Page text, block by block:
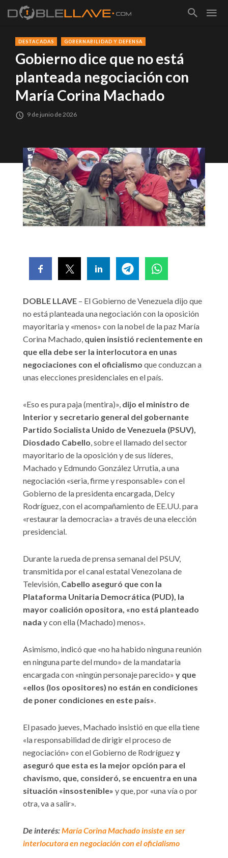
DESTACADAS GOBERNABILIDAD Y DEFENSA
Gobierno dice que no está
planteada negociación con
María Corina Machado
9 de junio de 2026
DOBLE LLAVE – El Gobierno de Venezuela dijo que
no está planteada una negociación con la oposición
mayoritaria y «menos» con la nobel de la paz María
Corina Machado, quien insistió recientemente en
que ella debe ser la interlocutora en unas
negociaciones con el oficialismo que conduzcan a
unas elecciones presidenciales en el país.
«Eso es pura paja (mentira)», dijo el ministro de
Interior y secretario general del gobernante
Partido Socialista Unido de Venezuela (PSUV),
Diosdado Cabello, sobre el llamado del sector
mayoritario de la oposición y de sus líderes,
Machado y Edmundo González Urrutia, a una
negociación «seria, firme y responsable» con el
Gobierno de la presidenta encargada, Delcy
Rodríguez, con el acompañamiento de EE.UU. para
«restaurar la democracia» a través de una elección
presidencial.
Durante la rueda de prensa semanal del PSUV,
transmitida por el canal estatal Venezolana de
Televisión, Cabello aseguró que con la
Plataforma Unitaria Democrática (PUD), la
mayor coalición opositora, «no está planteado
nada y con ella (Machado) menos».
Asimismo, indicó que «no ha habido ninguna reunión
en ninguna parte del mundo» de la mandataria
encargada con «ningún personaje parecido» y que
«ellos (los opositores) no están en condiciones
de poner condiciones en este país».
El pasado jueves, Machado insistió en que ella tiene
«la responsabilidad de dirigir el proceso de
negociación» con el Gobierno de Rodríguezy
aseguró que esta es la mejor opción para el
chavismo, que, consideró, se encuentra en una
situación «insostenible» y que, por «una vía o por
otra, va a salir».
De interés:María Corina Machado insiste en ser
interlocutora en negociación con el oficialismo